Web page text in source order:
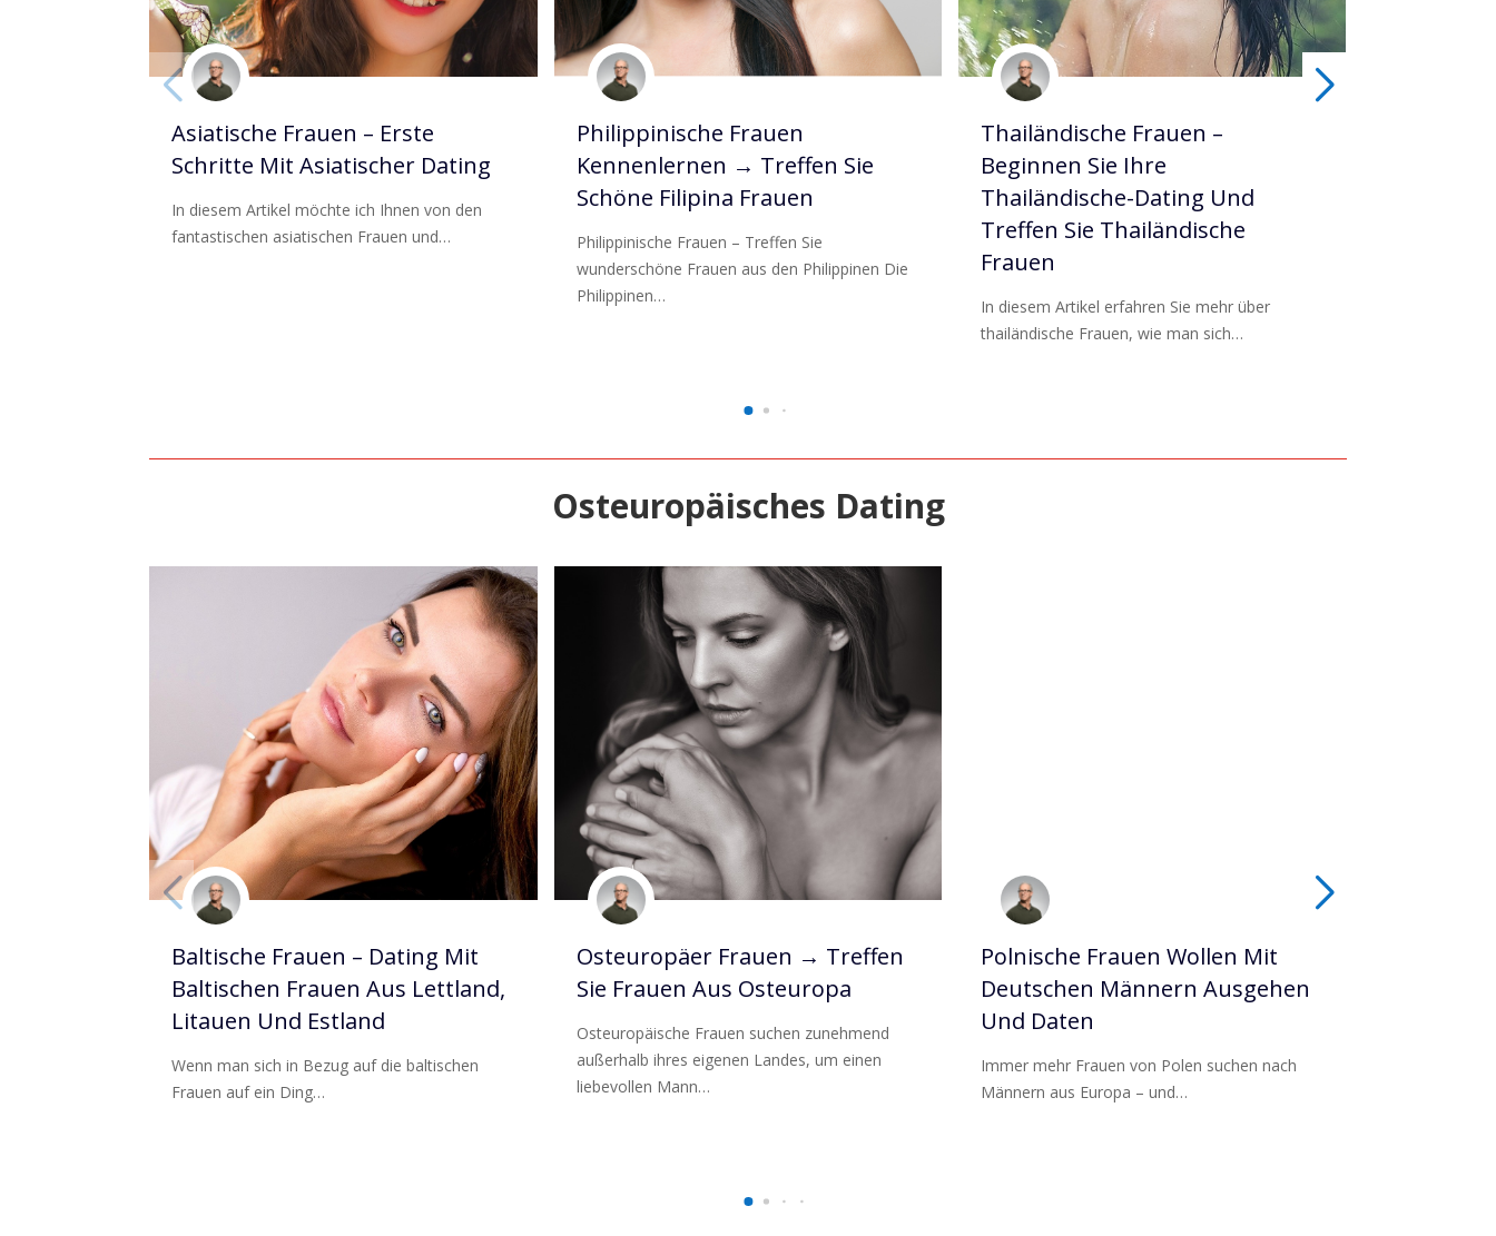
Asiatische Frauen – Erste
Schritte Mit Asiatischer Dating
In diesem Artikel möchte ich Ihnen von den
fantastischen asiatischen Frauen und…
Philippinische Frauen
Kennenlernen → Treffen Sie
Schöne Filipina Frauen
Philippinische Frauen – Treffen Sie
wunderschöne Frauen aus den Philippinen Die
Philippinen…
Thailändische Frauen –
Beginnen Sie Ihre
Thailändische-Dating Und
Treffen Sie Thailändische
Frauen
In diesem Artikel erfahren Sie mehr über
thailändische Frauen, wie man sich…
Osteuropäisches Dating
Baltische Frauen – Dating Mit
Baltischen Frauen Aus Lettland,
Litauen Und Estland
Wenn man sich in Bezug auf die baltischen
Frauen auf ein Ding…
Osteuropäer Frauen → Treffen
Sie Frauen Aus Osteuropa
Osteuropäische Frauen suchen zunehmend
außerhalb ihres eigenen Landes, um einen
liebevollen Mann…
Polnische Frauen Wollen Mit
Deutschen Männern Ausgehen
Und Daten
Immer mehr Frauen von Polen suchen nach
Männern aus Europa – und…